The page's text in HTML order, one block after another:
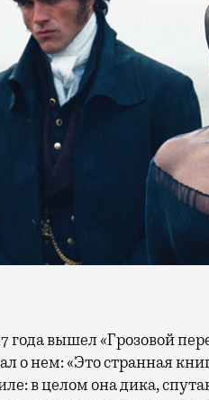
о нем: «Это странная
в целом она дика,